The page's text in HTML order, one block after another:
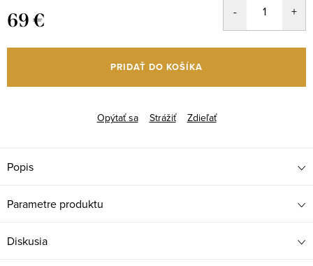
69 €
cena:
PRIDAŤ DO KOŠÍKA
Opýtať sa Strážiť Zdieľať
Popis
Parametre produktu
Diskusia